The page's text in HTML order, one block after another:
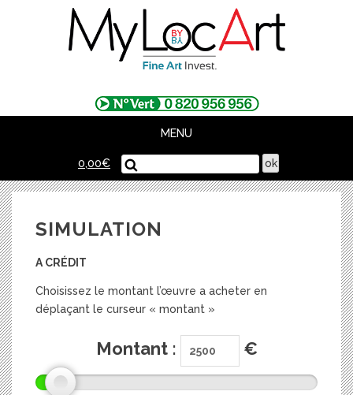
MENU
0,00€
SIMULATION
A CRÉDIT
Choisissez le montant l’œuvre a acheter en
déplaçant le curseur « montant »
Montant : €